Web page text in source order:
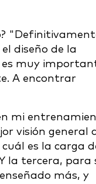
diseño de la
muy
A encontrar
mi
visión general
es la carga
la tercera, para
más, y